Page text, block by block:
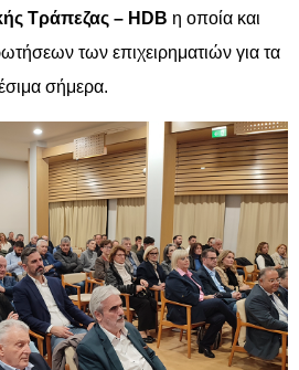
Τράπεζας – HDB η οποία και
των επιχειρηματιών για τα
σήμερα.